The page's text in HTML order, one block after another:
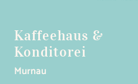
Kaffeehaus &
Konditorei
Murnau